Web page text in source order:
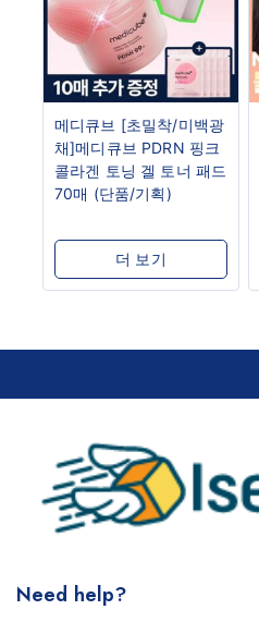
메디큐브 [초밀착/미백광
채]메디큐브 PDRN 핑크
콜라겐 토닝 겔 토너 패드
70매 (단품/기획)
더 보기
Need help?